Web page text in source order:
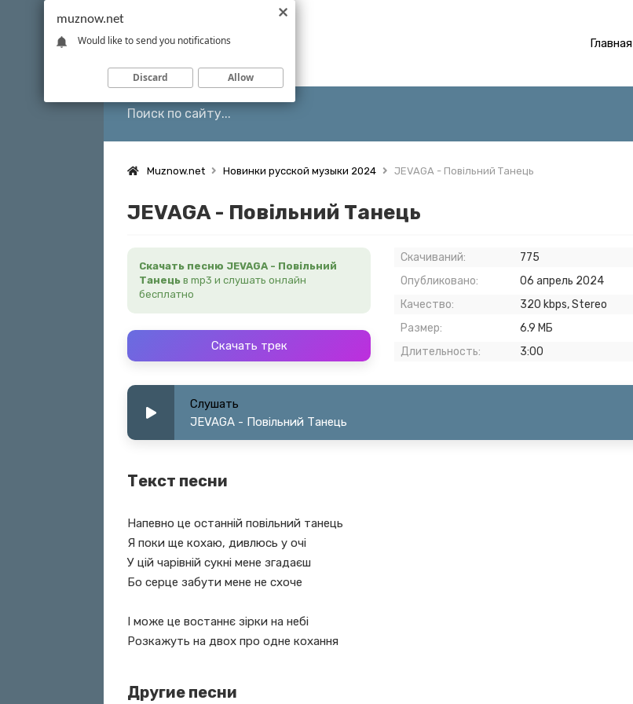
Главная
Muznow.net Новинки русской музыки 2024 JEVAGA - Повільний Танець
JEVAGA - Повільний Танець
Скачать песню JEVAGA - Повільний
Танець в mp3 и слушать онлайн
бесплатно
Скачать трек
Скачиваний:
775
Опубликовано:
06 апрель 2024
Качество:
320 kbps, Stereo
Размер:
6.9 МБ
Длительность:
3:00
Слушать
JEVAGA - Повільний Танець
Текст песни
Напевно це останній повільний танець
Я поки ще кохаю, дивлюсь у очі
У цій чарівній сукні мене згадаєш
Бо серце забути мене не схоче
І може це востаннє зірки на небі
Розкажуть на двох про одне кохання
Другие песни
muznow.net
Would like to send you notifications
Discard Allow